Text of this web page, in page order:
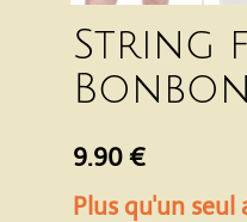
String
9.90 €
Plus qu'un seul